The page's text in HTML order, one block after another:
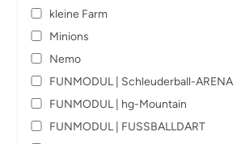
kleine Farm
Minions
Nemo
FUNMODUL | Schleuderball-ARENA
FUNMODUL | hg-Mountain
FUNMODUL | FUSSBALLDART